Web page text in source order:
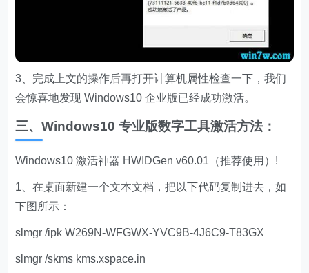
3、完成上文的操作后再打开计算机属性检查一下，我们
会惊喜地发现 Windows10 企业版已经成功激活。
三、Windows10 专业版数字工具激活方法：
Windows10 激活神器 HWIDGen v60.01（推荐使用）!
1、在桌面新建一个文本文档，把以下代码复制进去，如
下图所示：
slmgr /ipk W269N-WFGWX-YVC9B-4J6C9-T83GX
slmgr /skms kms.xspace.in